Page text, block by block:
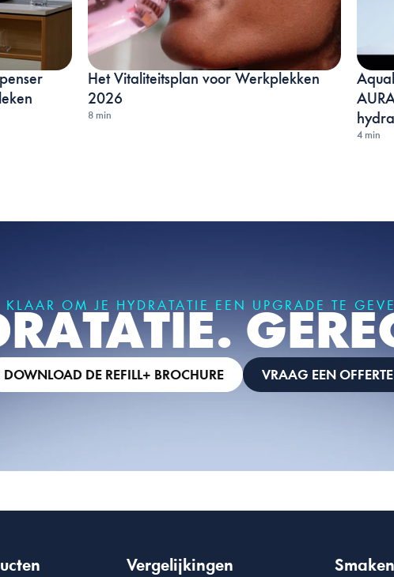
Het Vitaliteitsplan voor Werkplekken
2026
8 min
4 min
KLAAR OM JE HYDRATATIE EEN UPGRADE TE
DOWNLOAD DE REFILL+ BROCHURE VRAAG EEN
Vergelijkingen Smaken